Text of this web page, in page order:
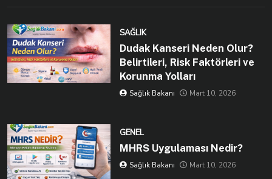
SAĞLIK
Dudak Kanseri Neden Olur?
Belirtileri, Risk Faktörleri ve
Korunma Yolları
Sağlık Bakanı Mart 10, 2026
GENEL
MHRS Uygulaması Nedir?
Sağlık Bakanı Mart 10, 2026